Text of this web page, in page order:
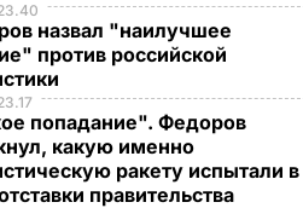
назвал "наилучшее
против российской
попадание". Федоров
какую именно
ракету испытали в
правительства